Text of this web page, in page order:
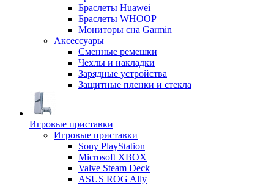
Браслеты Huawei
Браслеты WHOOP
Мониторы сна Garmin
Аксессуары
Сменные ремешки
Чехлы и накладки
Зарядные устройства
Защитные пленки и стекла
Игровые приставки
Игровые приставки
Sony PlayStation
Microsoft XBOX
Valve Steam Deck
ASUS ROG Ally